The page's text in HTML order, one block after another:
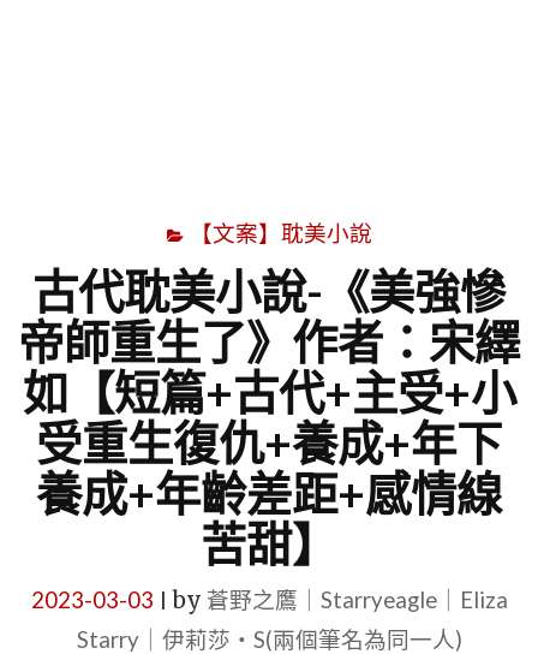
【文案】耽美小說
古代耽美小說-《美強慘
帝師重生了》作者：宋繹
如【短篇+古代+主受+小
受重生復仇+養成+年下
養成+年齡差距+感情線
苦甜】
2023-03-03 by 蒼野之鷹｜Starryeagle｜Eliza
Starry｜伊莉莎・S(兩個筆名為同一人)